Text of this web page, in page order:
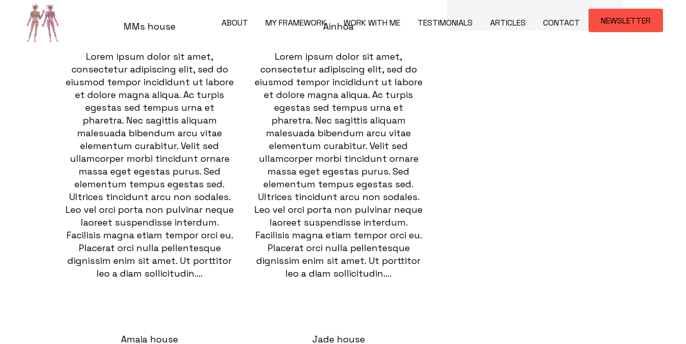
ABOUT MY FRAMEWORK WORK WITH ME TESTIMONIALS ARTICLES CONTACT NEWSLETTER
MMs house
Lorem ipsum dolor sit amet,
consectetur adipiscing elit, sed do
eiusmod tempor incididunt ut labore
et dolore magna aliqua. Ac turpis
egestas sed tempus urna et
pharetra. Nec sagittis aliquam
malesuada bibendum arcu vitae
elementum curabitur. Velit sed
ullamcorper morbi tincidunt ornare
massa eget egestas purus. Sed
elementum tempus egestas sed.
Ultrices tincidunt arcu non sodales.
Leo vel orci porta non pulvinar neque
laoreet suspendisse interdum.
Facilisis magna etiam tempor orci eu.
Placerat orci nulla pellentesque
dignissim enim sit amet. Ut porttitor
leo a diam sollicitudin....
Ainhoa
Lorem ipsum dolor sit amet,
consectetur adipiscing elit, sed do
eiusmod tempor incididunt ut labore
et dolore magna aliqua. Ac turpis
egestas sed tempus urna et
pharetra. Nec sagittis aliquam
malesuada bibendum arcu vitae
elementum curabitur. Velit sed
ullamcorper morbi tincidunt ornare
massa eget egestas purus. Sed
elementum tempus egestas sed.
Ultrices tincidunt arcu non sodales.
Leo vel orci porta non pulvinar neque
laoreet suspendisse interdum.
Facilisis magna etiam tempor orci eu.
Placerat orci nulla pellentesque
dignissim enim sit amet. Ut porttitor
leo a diam sollicitudin....
Amaia house Jade house